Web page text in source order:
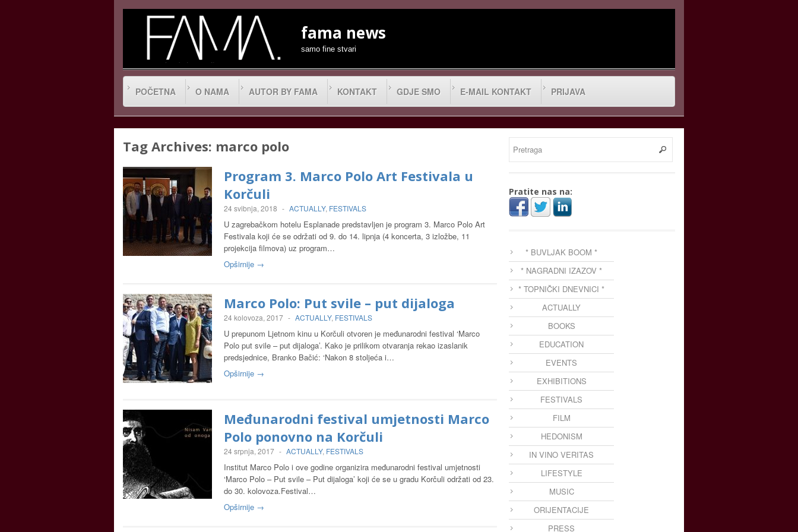
fama news
samo fine stvari
POČETNA O NAMA AUTOR BY FAMA KONTAKT GDJE SMO E-MAIL KONTAKT PRIJAVA
Tag Archives: marco polo
Program 3. Marco Polo Art Festivala u
Korčuli
24 svibnja, 2018 - ACTUALLY, FESTIVALS
U zagrebačkom hotelu Esplanade predstavljen je program 3. Marco Polo Art
Festivala koji će se održati od 9. do 14. lipnja (4 koncerta, 3 izložbe, 11
projekcija filmova) uz program…
Opširnije →
Marco Polo: Put svile – put dijaloga
24 kolovoza, 2017 - ACTUALLY, FESTIVALS
U prepunom Ljetnom kinu u Korčuli otvoren je međunarodni festival ‘Marco
Polo put svile – put dijaloga’. Kako je prilikom otvaranja rekao izaslanik
predsjednice, Branko Bačić: ‘Nakon 8 stoljeća i…
Opširnije →
Međunarodni festival umjetnosti Marco
Polo ponovno na Korčuli
24 srpnja, 2017 - ACTUALLY, FESTIVALS
Institut Marco Polo i ove godine organizira međunarodni festival umjetnosti
‘Marco Polo – Put svile – Put dijaloga’ koji će se u gradu Korčuli održati od 23.
do 30. kolovoza.Festival…
Opširnije →
Pratite nas na:
* BUVLJAK BOOM *
* NAGRADNI IZAZOV *
* TOPNIČKI DNEVNICI *
ACTUALLY
BOOKS
EDUCATION
EVENTS
EXHIBITIONS
FESTIVALS
FILM
HEDONISM
IN VINO VERITAS
LIFESTYLE
MUSIC
ORIJENTACIJE
PRESS